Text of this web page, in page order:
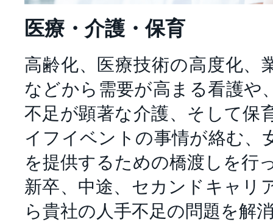
医療・介護・保育
高齢化、医療技術の高度化、
などから需要が高まる看護や
不足が顕著な介護、そして保
イフイベントの事情が絡む、
を提供するための橋渡しを行
新卒、中途、セカンドキャリ
ら貴社の人手不足の問題を解